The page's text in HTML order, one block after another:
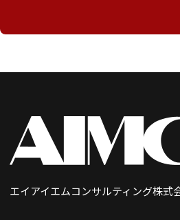
エイアイエムコンサルティング株式